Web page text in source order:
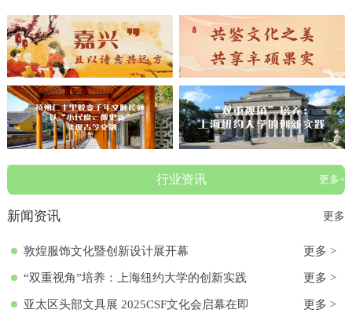
行业资讯 更多+
新闻资讯 更多
敦煌服饰文化暨创新设计展开幕 更多 >
“双重视角”培养：上海纽约大学的创新实践 更多 >
亚太区头部文具展 2025CSF文化会启幕在即 更多 >